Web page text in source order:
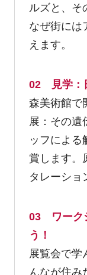
ルズと、そ
なぜ街には
えます。
02 見学：
森美術館で
展：その遺
ッフによる
賞します。
タレーショ
03 ワーク
う！
展覧会で学
んなが住み